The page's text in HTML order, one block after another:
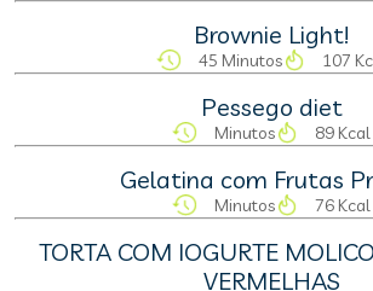
Brownie Light!
45 Minutos 107
Pessego diet
Minutos 89 Kcal
Gelatina com Frutas
Minutos 76 Kcal
TORTA COM IOGURTE
VERMELHAS